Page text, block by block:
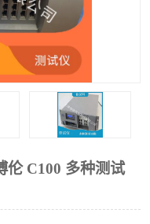
伦 C100 多种测试
博伦Spirent SPT-9000A